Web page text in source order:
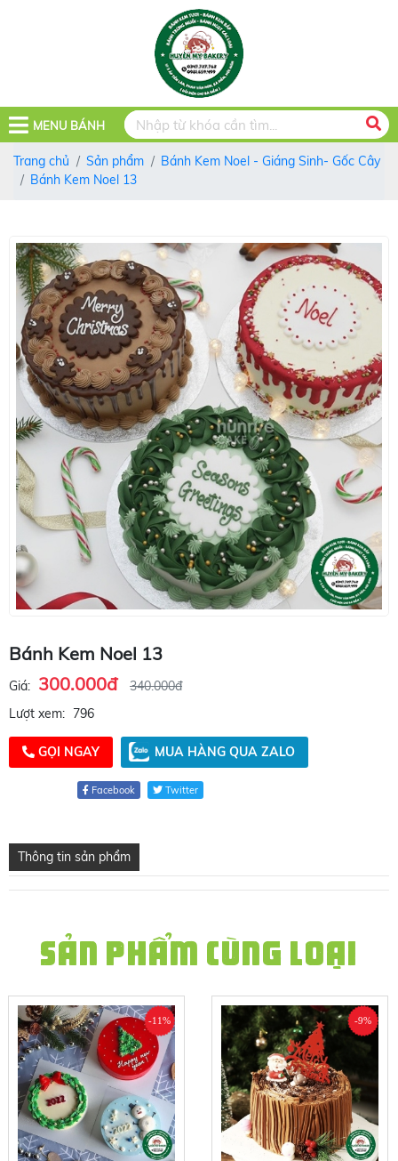
MENU BÁNH
Trang chủ Sản phẩm
Bánh Kem Noel - Giáng Sinh- Gốc Cây
Bánh Kem Noel 13
Bánh Kem Noel 13
Giá: 300.000đ
340.000đ
Lượt xem: 796
GỌI NGAY MUA HÀNG QUA ZALO
Facebook Twitter
Thông tin sản phẩm
SẢN PHẨM CÙNG LOẠI
-11% -9%